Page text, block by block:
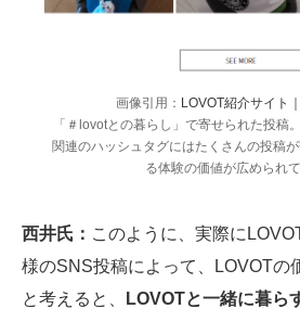
画像引用： LOVOT紹介サイト
「＃lovotとの暮らし」で寄せられた投稿
関連のハッシュタグにはたくさんの投稿
る体験の価値が広められて
西井氏： このように、実際に
様のSNS投稿によって、LOVOTの
と考えると、
LOVOTと一緒に暮ら